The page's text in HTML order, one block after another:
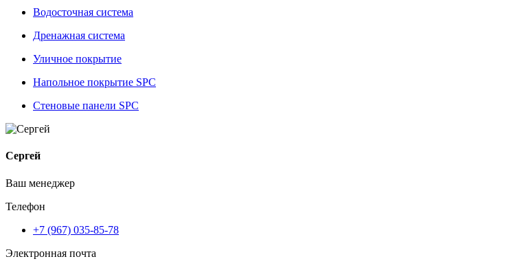
Водосточная система
Дренажная система
Уличное покрытие
Напольное покрытие SPC
Стеновые панели SPC
Сергей
Ваш менеджер
Телефон
+7 (967) 035-85-78
Электронная почта